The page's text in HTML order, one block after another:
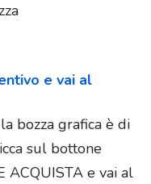
e vai al
bozza grafica è di
sul bottone
ACQUISTA e vai al